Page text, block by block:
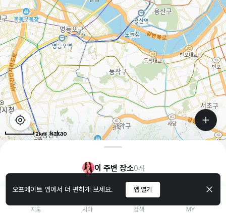
오프메이트 앱에서 더 편하게 보세요. 앱 열기
2km
이 주변 장소0개
지도 시야 검색 MY